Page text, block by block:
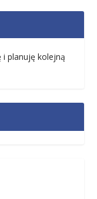
i planuję kolejną